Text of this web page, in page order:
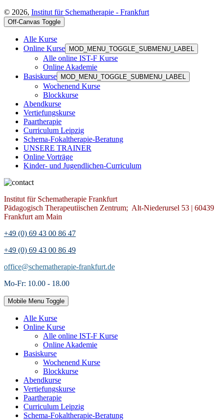
© 2026, Institut für Schematherapie - Frankfurt
Off-Canvas Toggle
Alle Kurse
Online Kurse MOD_MENU_TOGGLE_SUBMENU_LABEL
Alle online IST-F Kurse
Online Akademie
Basiskurse MOD_MENU_TOGGLE_SUBMENU_LABEL
Wochenend Kurse
Blockkurse
Abendkurse
Vertiefungskurse
Paartherapie
Curriculum Leipzig
Schema-Fokaltherapie-Beratung
UNSERE TRAINER
Online Vorträge
Kinder- und Jugendlichen-Curriculum
Institut für Schematherapie Frankfurt
Pädagogisch Therapeutiischen Zentrum; Alt-Niederursel 53 | 60439
Frankfurt am Main
+49 (0) 69 43 00 86 47
+49 (0) 69 43 00 86 49
office@schematherapie-frankfurt.de
Mo-Fr: 10.00 - 18.00
Mobile Menu Toggle
Alle Kurse
Online Kurse
Alle online IST-F Kurse
Online Akademie
Basiskurse
Wochenend Kurse
Blockkurse
Abendkurse
Vertiefungskurse
Paartherapie
Curriculum Leipzig
Schema-Fokaltherapie-Beratung